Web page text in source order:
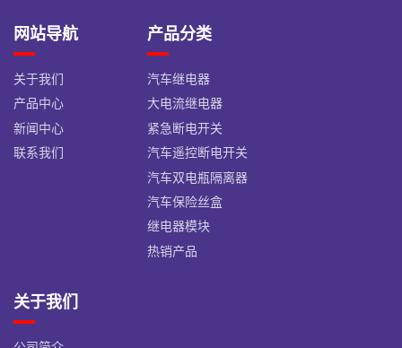
网站导航
关于我们
产品中心
新闻中心
联系我们
产品分类
汽车继电器
大电流继电器
紧急断电开关
汽车遥控断电开关
汽车双电瓶隔离器
汽车保险丝盒
继电器模块
热销产品
关于我们